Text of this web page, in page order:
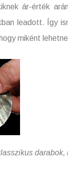
ár-érték
leadott. Így
miként
darabok, mint